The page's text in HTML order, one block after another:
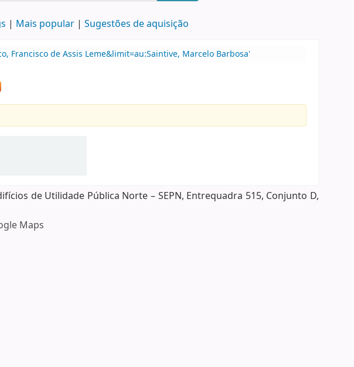
Mais popular Sugestões de aquisição
Francisco de Assis Leme&limit=au:Saintive, Marcelo Barbosa'
de Utilidade Pública Norte – SEPN, Entrequadra 515, Conjunto D,
Maps